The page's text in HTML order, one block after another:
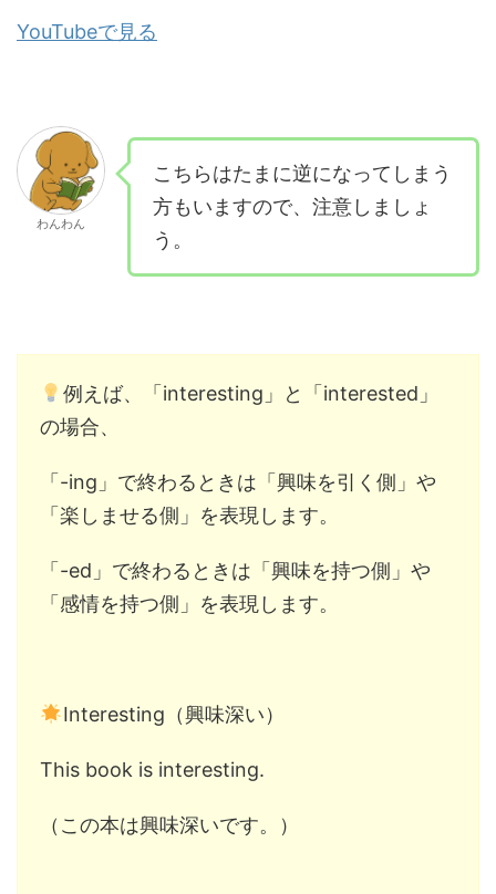
YouTubeで見る
わんわん
こちらはたまに逆になってしまう
方もいますので、注意しましょ
う。
例えば、「interesting」と「interested」
の場合、
「-ing」で終わるときは「興味を引く側」や
「楽しませる側」を表現します。
「-ed」で終わるときは「興味を持つ側」や
「感情を持つ側」を表現します。
Interesting（興味深い）
This book is interesting.
（この本は興味深いです。）